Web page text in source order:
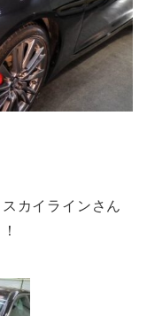
カイラインさん